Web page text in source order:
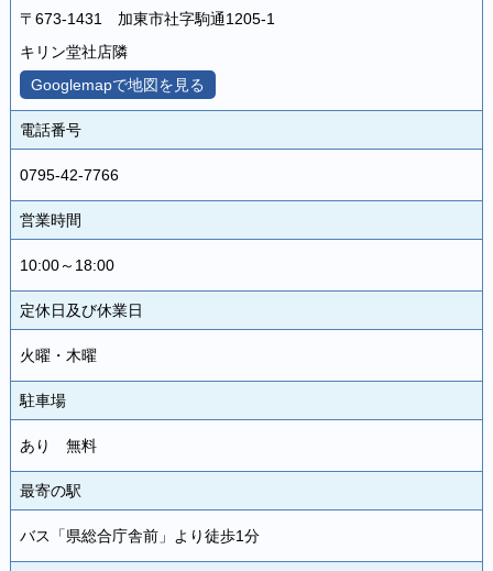
〒673-1431 加東市社字駒通1205-1
キリン堂社店隣
Googlemapで地図を見る
電話番号
0795-42-7766
営業時間
10:00～18:00
定休日及び休業日
火曜・木曜
駐車場
あり 無料
最寄の駅
バス「県総合庁舎前」より徒歩1分